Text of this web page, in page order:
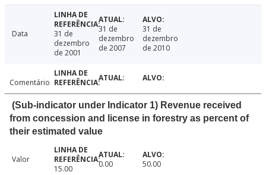
Data
31 de
dezembro
de 2001
31 de
dezembro
de 2007
31 de
dezembro
de 2010
Comentário
(Sub-indicator under Indicator 1) Revenue received
from concession and license in forestry as percent of
their estimated value
Valor
15.00
0.00 50.00